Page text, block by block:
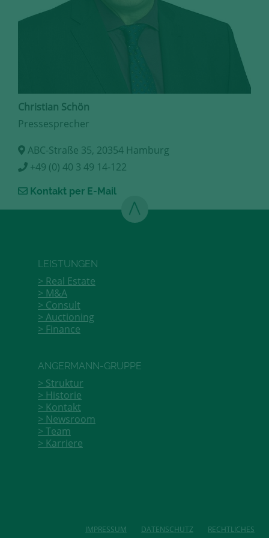
Christian Schön
Pressesprecher
ABC-Straße 35, 20354 Hamburg
+49 (0) 40 3 49 14-122
Kontakt per E-Mail
LEISTUNGEN
Real Estate
M&A
Consult
Auctioning
Finance
ANGERMANN-GRUPPE
Struktur
Historie
Kontakt
Newsroom
Team
Karriere
IMPRESSUM DATENSCHUTZ RECHTLICHES